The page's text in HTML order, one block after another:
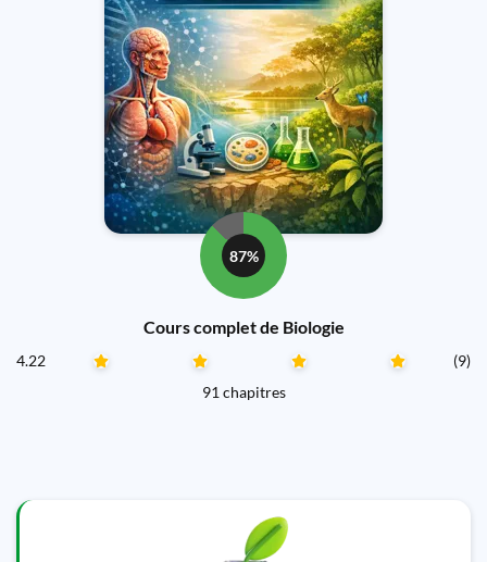
87%
Cours complet de Biologie
4.22
(9)
91 chapitres